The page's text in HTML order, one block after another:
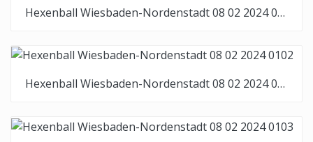
Hexenball Wiesbaden-Nordenstadt 08 02 2024 0101
Hexenball Wiesbaden-Nordenstadt 08 02 2024 0102